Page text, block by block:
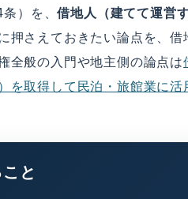
条）を、借地人（建てて運営
押さえておきたい論点を、
全般の入門や地主側の論点は
を取得して民泊・旅館業に活
と